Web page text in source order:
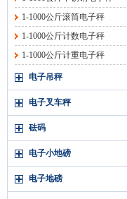
1-1000公斤滚筒电子秤
1-1000公斤计数电子秤
1-1000公斤计重电子秤
电子吊秤
电子叉车秤
砝码
电子小地磅
电子地磅